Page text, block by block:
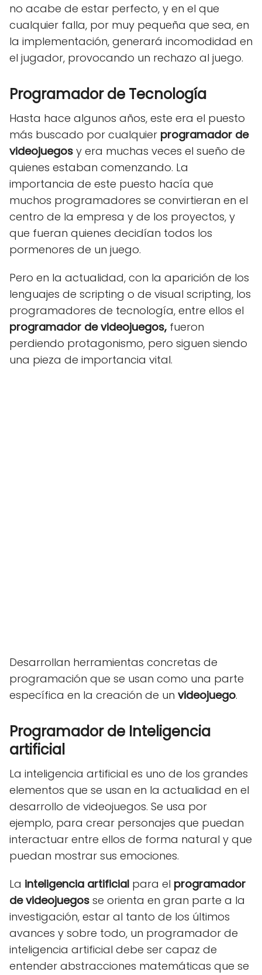
no acabe de estar perfecto, y en el que
cualquier falla, por muy pequeña que sea, en
la implementación, generará incomodidad en
el jugador, provocando un rechazo al juego.
Programador de Tecnología
Hasta hace algunos años, este era el puesto
más buscado por cualquier programador de
videojuegos y era muchas veces el sueño de
quienes estaban comenzando. La
importancia de este puesto hacía que
muchos programadores se convirtieran en el
centro de la empresa y de los proyectos, y
que fueran quienes decidían todos los
pormenores de un juego.
Pero en la actualidad, con la aparición de los
lenguajes de scripting o de visual scripting, los
programadores de tecnología, entre ellos el
programador de videojuegos, fueron
perdiendo protagonismo, pero siguen siendo
una pieza de importancia vital.
Desarrollan herramientas concretas de
programación que se usan como una parte
específica en la creación de un videojuego.
Programador de Inteligencia
artificial
La inteligencia artificial es uno de los grandes
elementos que se usan en la actualidad en el
desarrollo de videojuegos. Se usa por
ejemplo, para crear personajes que puedan
interactuar entre ellos de forma natural y que
puedan mostrar sus emociones.
La inteligencia artificial para el programador
de videojuegos se orienta en gran parte a la
investigación, estar al tanto de los últimos
avances y sobre todo, un programador de
inteligencia artificial debe ser capaz de
entender abstracciones matemáticas que se